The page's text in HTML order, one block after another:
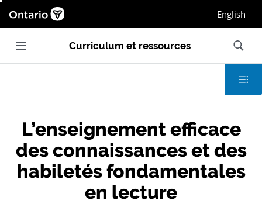
Page d'accueil Ontario.ca, Ouvrir dans une
English
Ouvrir et fermer la navigation principale
Curriculum et ressources
Table
L’enseignement efficace
des connaissances et des
habiletés fondamentales
en lecture